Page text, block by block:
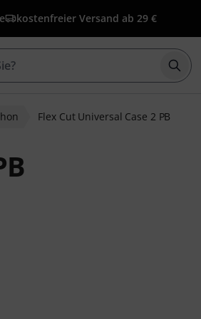
kostenfreier Versand ab 29 €
Flex Cut Universal Case 2 PB